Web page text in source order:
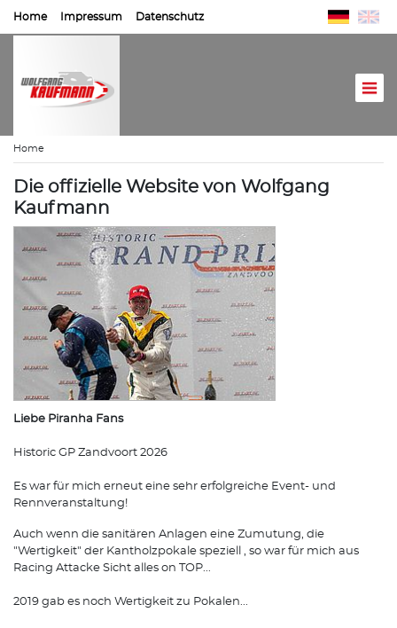
Home Impressum Datenschutz
Home
Die offizielle Website von Wolfgang
Kaufmann
Liebe Piranha Fans
Historic GP Zandvoort 2026
Es war für mich erneut eine sehr erfolgreiche Event- und
Rennveranstaltung!
Auch wenn die sanitären Anlagen eine Zumutung, die
"Wertigkeit" der Kantholzpokale speziell , so war für mich aus
Racing Attacke Sicht alles on TOP...
2019 gab es noch Wertigkeit zu Pokalen...